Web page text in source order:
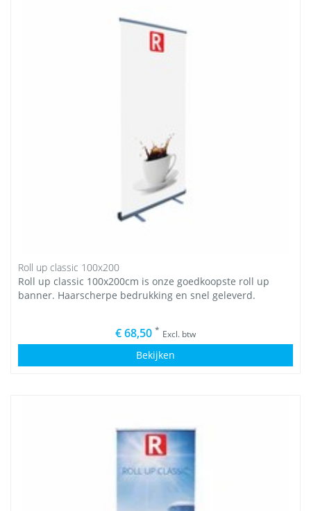
Roll up classic 100x200
Roll up classic 100x200cm is onze goedkoopste roll up
banner. Haarscherpe bedrukking en snel geleverd.
€ 68,50 * Excl. btw
Bekijken